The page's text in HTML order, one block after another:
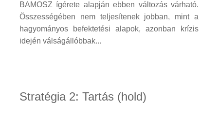
BAMOSZ ígérete alapján ebben változás várható.
Összességében nem teljesítenek jobban, mint a
hagyományos befektetési alapok, azonban krízis
idején válságállóbbak...
Stratégia 2: Tartás (hold)